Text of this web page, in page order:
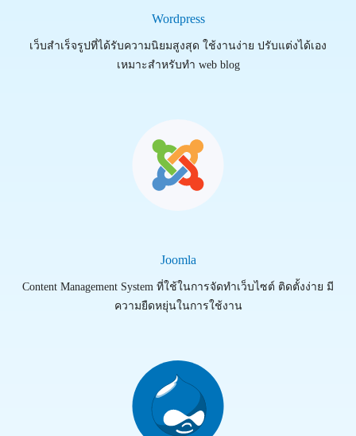
Wordpress
เว็บสำเร็จรูปที่ได้รับความนิยมสูงสุด ใช้งานง่าย ปรับแต่งได้เอง
เหมาะสำหรับทำ web blog
Joomla
Content Management System ที่ใช้ในการจัดทำเว็บไซต์ ติดตั้งง่าย มี
ความยืดหยุ่นในการใช้งาน